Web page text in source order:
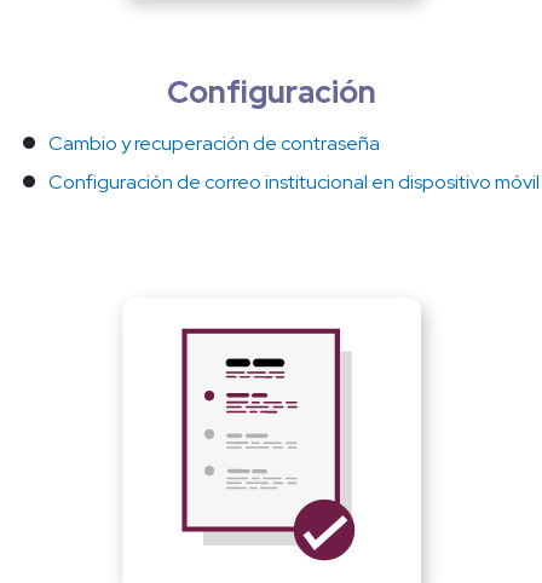
Configuración
Cambio y recuperación de contraseña
Configuración de correo institucional en dispositivo móvil